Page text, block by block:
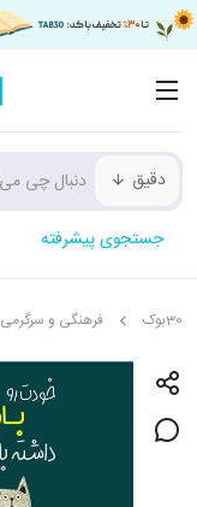
دقیق
جستجوی پیشرفته
30بوک فرهنگی و سرگرمی